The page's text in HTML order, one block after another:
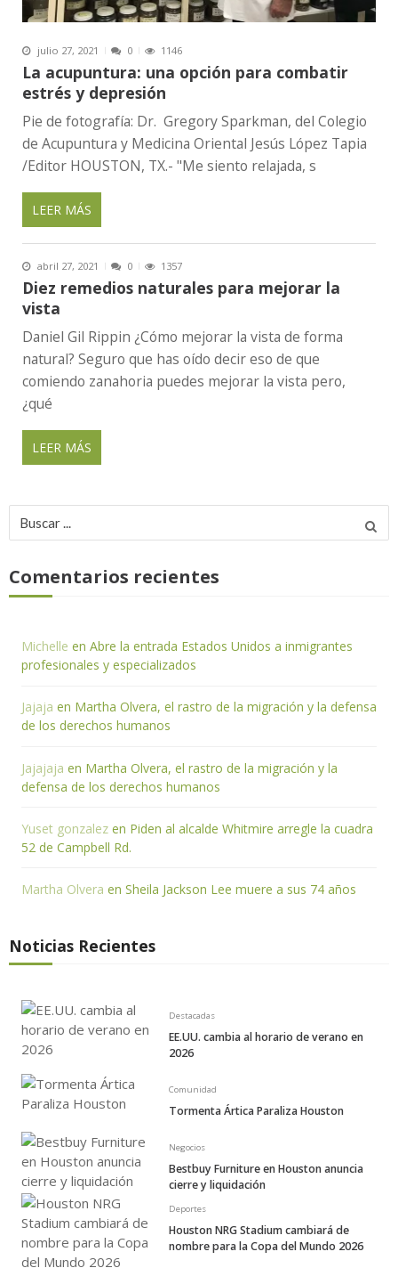
julio 27, 2021 0 1146
La acupuntura: una opción para combatir
estrés y depresión
Pie de fotografía: Dr. Gregory Sparkman, del Colegio
de Acupuntura y Medicina Oriental Jesús López Tapia
/Editor HOUSTON, TX.- "Me siento relajada, s
LEER MÁS
abril 27, 2021 0 1357
Diez remedios naturales para mejorar la
vista
Daniel Gil Rippin ¿Cómo mejorar la vista de forma
natural? Seguro que has oído decir eso de que
comiendo zanahoria puedes mejorar la vista pero,
¿qué
LEER MÁS
Buscar
por:
Comentarios recientes
Michelle en Abre la entrada Estados Unidos a inmigrantes
profesionales y especializados
Jajaja en Martha Olvera, el rastro de la migración y la defensa
de los derechos humanos
Jajajaja en Martha Olvera, el rastro de la migración y la
defensa de los derechos humanos
Yuset gonzalez en Piden al alcalde Whitmire arregle la cuadra
52 de Campbell Rd.
Martha Olvera en Sheila Jackson Lee muere a sus 74 años
Noticias Recientes
Destacadas
EE.UU. cambia al horario de verano en
2026
Comunidad
Tormenta Ártica Paraliza Houston
Negocios
Bestbuy Furniture en Houston anuncia
cierre y liquidación
Deportes
Houston NRG Stadium cambiará de
nombre para la Copa del Mundo 2026